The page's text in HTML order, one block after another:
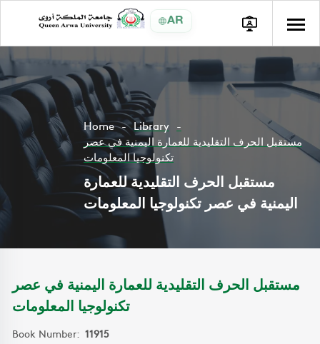
AR
Home
Library
مستقبل الحرف التقليدية للعمارة اليمنية في عصر
تكنولوجيا المعلومات
مستقبل الحرف التقليدية للعمارة
اليمنية في عصر تكنولوجيا المعلومات
مستقبل الحرف التقليدية للعمارة اليمنية في عصر
تكنولوجيا المعلومات
Book Number: 11915